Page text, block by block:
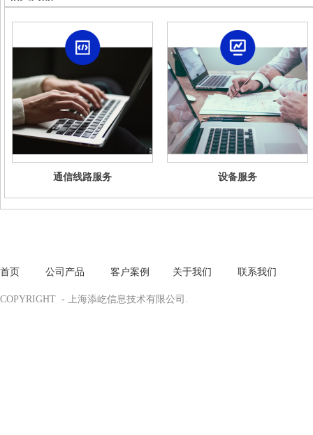
通信线路服务 设备服务
首页 公司产品 客户案例 关于我们 联系我们
COPYRIGHT - 上海添屹信息技术有限公司.